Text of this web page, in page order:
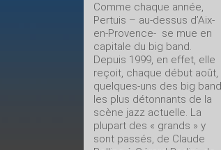
Comme chaque année,
Pertuis – au-dessus d’Aix-
en-Provence- se mue en
capitale du big band.
Depuis 1999, en effet, elle
reçoit, chaque début août,
quelques-uns des big band
les plus détonnants de la
scène jazz actuelle. La
plupart des « grands » y
sont passés, de Claude